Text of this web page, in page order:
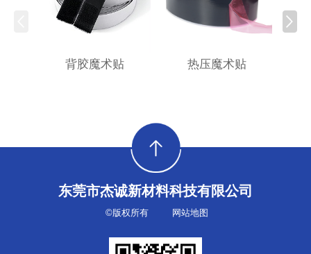
背胶魔术贴 热压魔术贴
东莞市杰诚新材料科技有限公司
©版权所有 网站地图